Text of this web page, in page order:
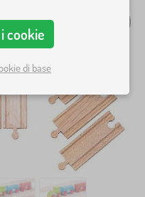
cookie
di base